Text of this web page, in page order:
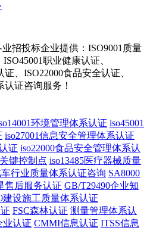
招投标企业提供：ISO9001质量
职业健康认证、
、ISO22000食品安全认证、
证咨询服务！
环境管理体系认证 iso45001
iso27001信息安全管理体系认证
证 iso22000食品安全管理体系认
键控制点 iso13485医疗器械质量
车行业质量体系认证咨询 SA8000
售后服务认证 GB/T29490企业知
建设施工质量体系认证
FSC森林认证 测量管理体系认
认证 CMMI信息认证 ITSS信息